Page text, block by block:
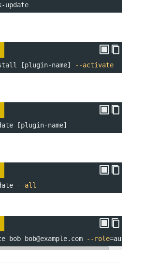
update
[plugin-name] --activate
[plugin-name]
--all
bob bob@example.com --role=author